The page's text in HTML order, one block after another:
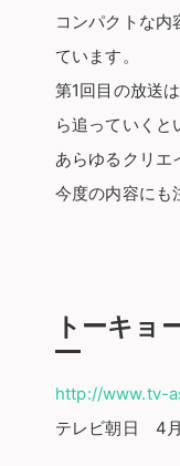
コンパクトな
ています。
第1回目の放送
ら追っていくと
あらゆるクリエ
今度の内容にも
トーキョ
http://www.tv-
テレビ朝日 4